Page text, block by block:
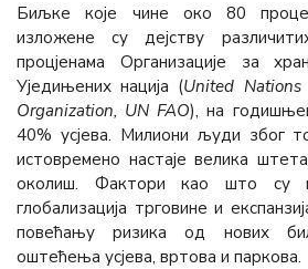
Биљке које чине око 80
изложене су деjству
процјенама Организације за
Уједињених нација (United
Organization, UN FAO), на
40% усјева. Милиони људи због
истовремено настаје велика
околиш. Фактори као што су
глобализација трговине и
повећању ризика од нових
оштећења усјева, вртова и паркова.